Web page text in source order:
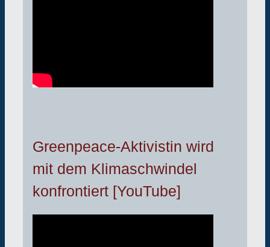
Greenpeace-Aktivistin wird
mit dem Klimaschwindel
konfrontiert [YouTube]